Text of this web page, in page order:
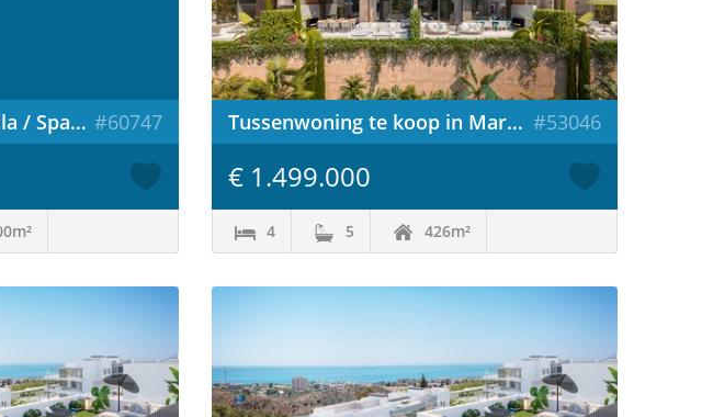
Villa te koop in Marbella / Spanje #60747 Tussenwoning te koop in Marbella / Spanje #53046
€ 1.499.000
4 5 426m²